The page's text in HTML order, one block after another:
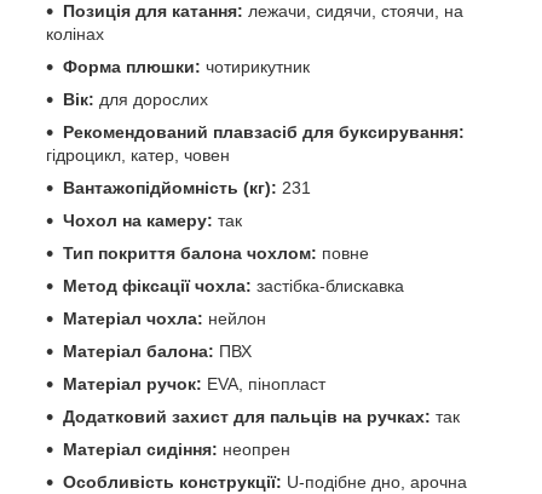
Позиція для катання: лежачи, сидячи, стоячи, на
колінах
Форма плюшки: чотирикутник
Вік: для дорослих
Рекомендований плавзасіб для буксирування:
гідроцикл, катер, човен
Вантажопідйомність (кг): 231
Чохол на камеру: так
Тип покриття балона чохлом: повне
Метод фіксації чохла: застібка-блискавка
Матеріал чохла: нейлон
Матеріал балона: ПВХ
Матеріал ручок: EVA, пінопласт
Додатковий захист для пальців на ручках: так
Матеріал сидіння: неопрен
Особливість конструкції: U-подібне дно, арочна